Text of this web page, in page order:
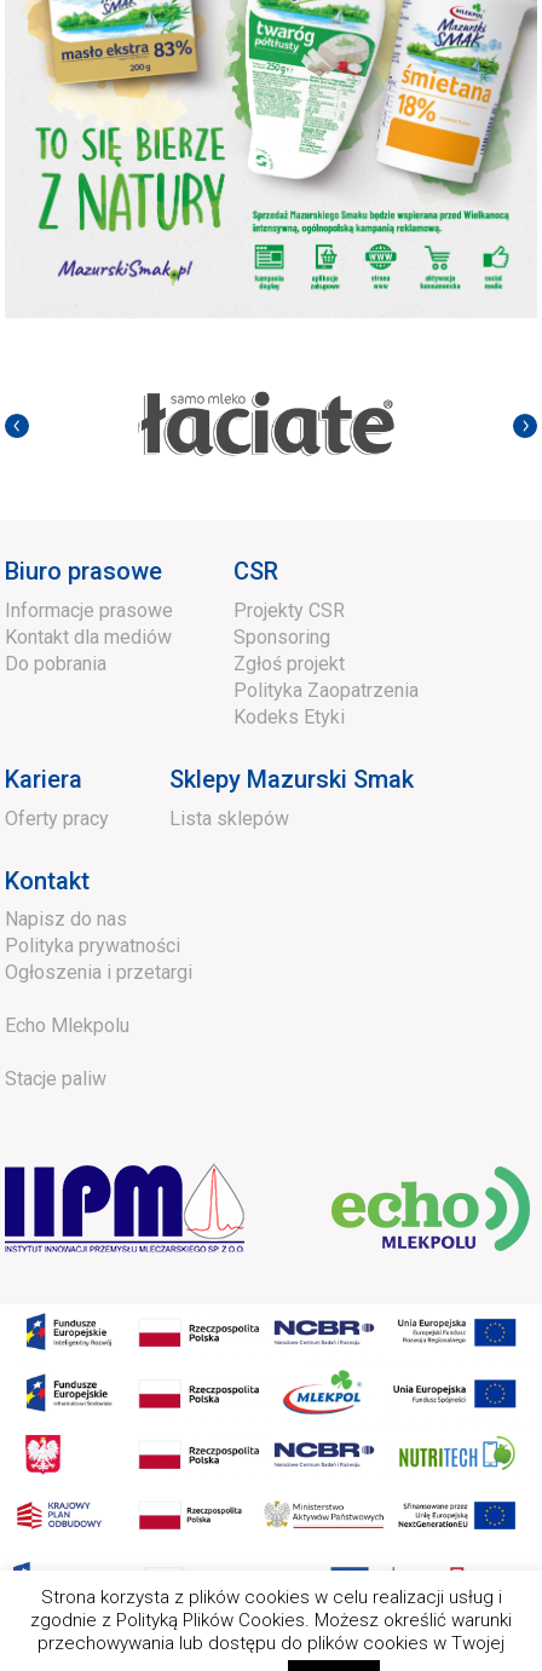
Biuro prasowe
Informacje prasowe
Kontakt dla mediów
Do pobrania
CSR
Projekty CSR
Sponsoring
Zgłoś projekt
Polityka Zaopatrzenia
Kodeks Etyki
Kariera
Oferty pracy
Sklepy Mazurski Smak
Lista sklepów
Kontakt
Napisz do nas
Polityka prywatności
Ogłoszenia i przetargi
Echo Mlekpolu
Stacje paliw
2025 Wszystkie prawa zastrzeżone. Nota prawna Ten serwis
wykorzystuje pliki cookies. Wszystkie zasady ich używania
Strona korzysta z plików cookies w celu realizacji usług i
zgodnie z Polityką Plików Cookies. Możesz określić warunki
przechowywania lub dostępu do plików cookies w Twojej